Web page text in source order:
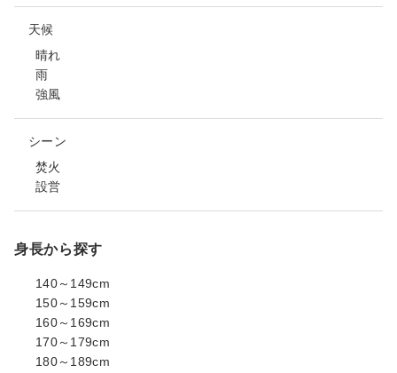
天候
晴れ
雨
強風
シーン
焚火
設営
身長から探す
140～149cm
150～159cm
160～169cm
170～179cm
180～189cm